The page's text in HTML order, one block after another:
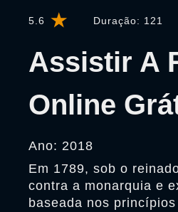
5.6 Duração: 121
Assistir A
Online
Ano: 2018
Em 1789, sob o
contra a monarquia e
baseada nos